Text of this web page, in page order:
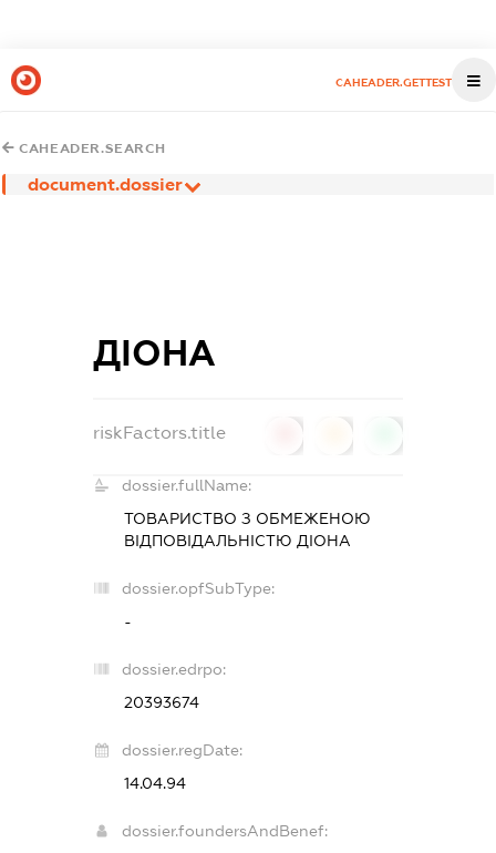
CAHEADER.GETTEST
CAHEADER.SEARCH
document.dossier
ДІОНА
riskFactors.title
dossier.fullName:
ТОВАРИСТВО З ОБМЕЖЕНОЮ
ВІДПОВІДАЛЬНІСТЮ ДІОНА
dossier.opfSubType:
-
dossier.edrpo:
20393674
dossier.regDate:
14.04.94
dossier.foundersAndBenef: